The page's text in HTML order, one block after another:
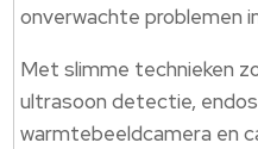
onverwachte problemen
Met slimme technieken
ultrasoon detectie,
warmtebeeldcamera en